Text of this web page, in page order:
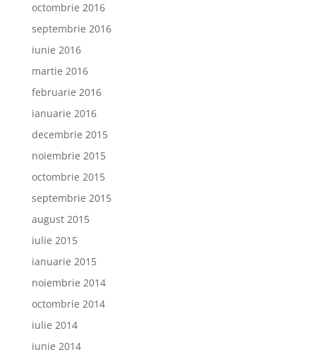
octombrie 2016
septembrie 2016
iunie 2016
martie 2016
februarie 2016
ianuarie 2016
decembrie 2015
noiembrie 2015
octombrie 2015
septembrie 2015
august 2015
iulie 2015
ianuarie 2015
noiembrie 2014
octombrie 2014
iulie 2014
iunie 2014